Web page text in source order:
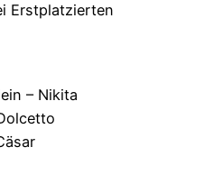
Erstplatzierten
– Nikita